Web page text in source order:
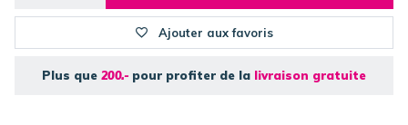
Ajouter aux favoris
Plus que 200.- pour profiter de la livraison gratuite